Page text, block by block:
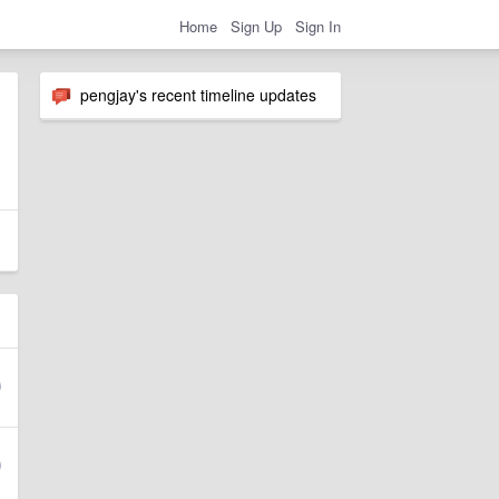
Home Sign Up Sign In
pengjay's recent timeline updates